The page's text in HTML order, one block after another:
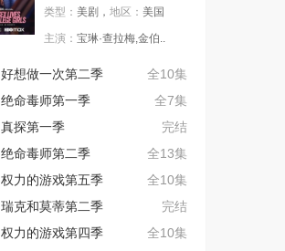
类型： 美剧， 地区： 美国
主演： 宝琳·查拉梅,金伯..
全10集
好想做一次第二季
全7集
绝命毒师第一季
完结
真探第一季
全13集
绝命毒师第二季
全10集
权力的游戏第五季
完结
瑞克和莫蒂第二季
全10集
权力的游戏第四季